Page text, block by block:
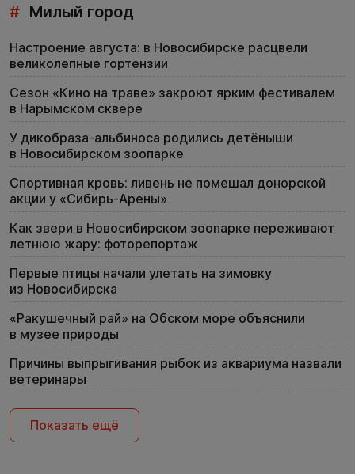
# Милый город
Настроение августа: в Новосибирске расцвели
великолепные гортензии
Сезон «Кино на траве» закроют ярким фестивалем
в Нарымском сквере
У дикобраза-альбиноса родились детёныши
в Новосибирском зоопарке
Спортивная кровь: ливень не помешал донорской
акции у «Сибирь-Арены»
Как звери в Новосибирском зоопарке переживают
летнюю жару: фоторепортаж
Первые птицы начали улетать на зимовку
из Новосибирска
«Ракушечный рай» на Обском море объяснили
в музее природы
Причины выпрыгивания рыбок из аквариума назвали
ветеринары
Показать ещё